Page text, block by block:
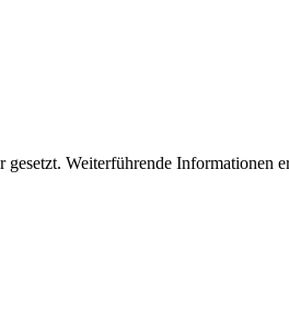
Weiterführende Informationen